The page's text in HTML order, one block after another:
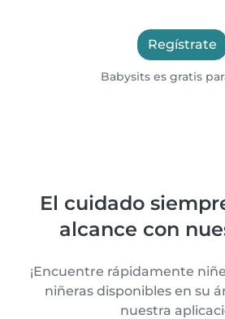
Regístrate
Babysits es gratis
El cuidado
alcance con
¡Encuentre rápidamente
niñeras disponibles en su
nuestra